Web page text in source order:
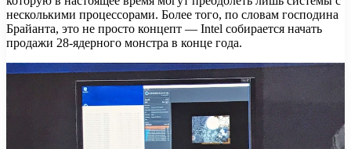
несколькими процессорами. Более того, по словам господина
Брайанта, это не просто концепт — Intel собирается начать
продажи 28-ядерного монстра в конце года.